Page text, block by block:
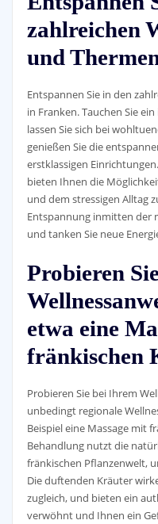
zahlreichen
und
Entspannen Sie in den
in Franken. Tauchen Sie
lassen Sie sich bei
genießen Sie die
erstklassigen
bieten Ihnen die
und dem stressigen Alltag
Entspannung inmitten der
und tanken Sie neue
Probieren
etwa eine
fränkischen
Probieren Sie bei Ihrem
unbedingt regionale
Beispiel eine Massage mit
Behandlung nutzt die
fränkischen Pflanzenwelt,
Die duftenden Kräuter
zugleich, und bieten ein
verwöhnt und Ihnen ein